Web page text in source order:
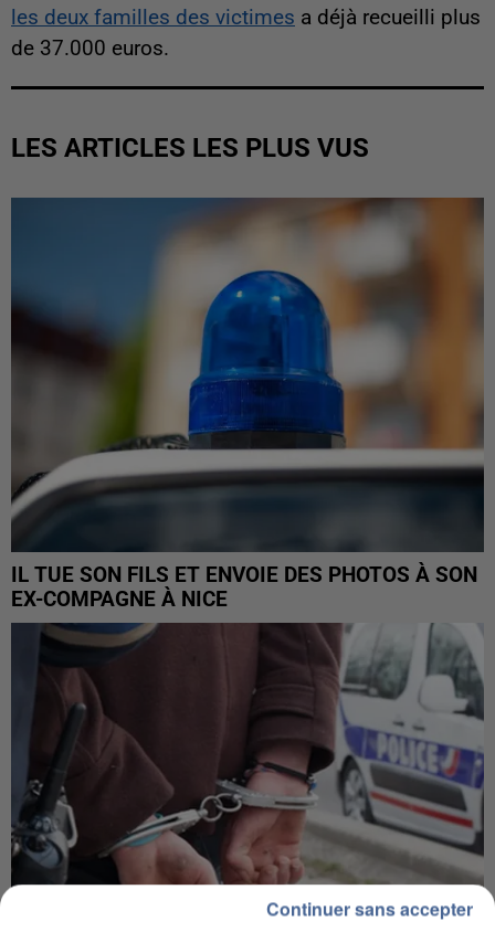
les deux familles des victimes a déjà recueilli plus
de 37.000 euros.
LES ARTICLES LES PLUS VUS
IL TUE SON FILS ET ENVOIE DES PHOTOS À SON
EX-COMPAGNE À NICE
Continuer sans accepter